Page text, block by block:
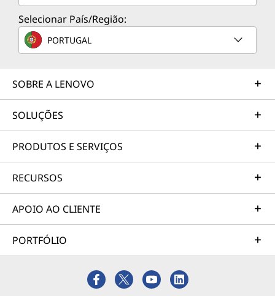
Selecionar País/Região:
PORTUGAL
SOBRE A LENOVO
SOLUÇÕES
PRODUTOS E SERVIÇOS
RECURSOS
APOIO AO CLIENTE
PORTFÓLIO